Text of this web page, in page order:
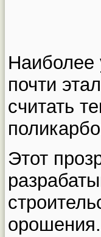
почти
считать
Этот
орошения.